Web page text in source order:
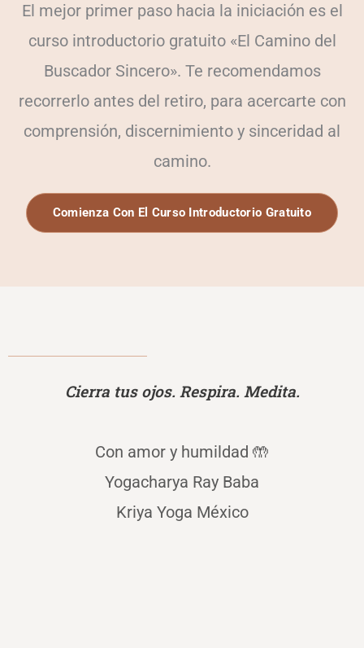
El mejor primer paso hacia la iniciación es el
curso introductorio gratuito «El Camino del
Buscador Sincero». Te recomendamos
recorrerlo antes del retiro, para acercarte con
comprensión, discernimiento y sinceridad al
camino.
Comienza Con El Curso Introductorio Gratuito
Cierra tus ojos. Respira. Medita.
Con amor y humildad 🤲
Yogacharya Ray Baba
Kriya Yoga México